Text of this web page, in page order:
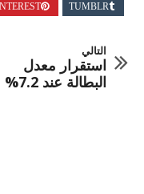
TUMBLR
PINTEREST
التالي
استقرار معدل
البطالة عند 7.2%